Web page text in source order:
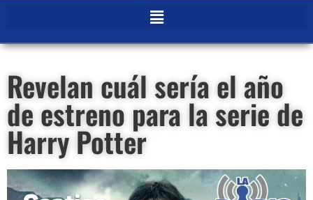
Revelan cuál sería el año
de estreno para la serie de
Harry Potter